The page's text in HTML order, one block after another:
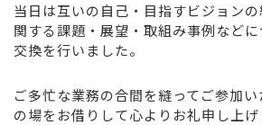
当日は互いの自己・目指すビジョン
関する課題・展望・取組み事例など
交換を行いました。
ご多忙な業務の合間を縫ってご参加
の場をお借りして心よりお礼申し上げ